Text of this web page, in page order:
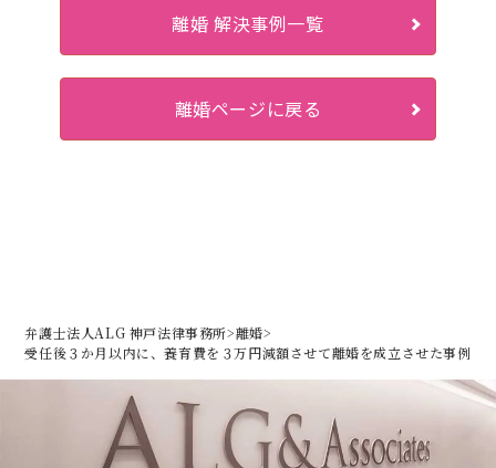
離婚 解決事例一覧
離婚ページに戻る
弁護士法人ALG 神戸法律事務所>離婚>
受任後３か月以内に、養育費を３万円減額させて離婚を成立させた事例